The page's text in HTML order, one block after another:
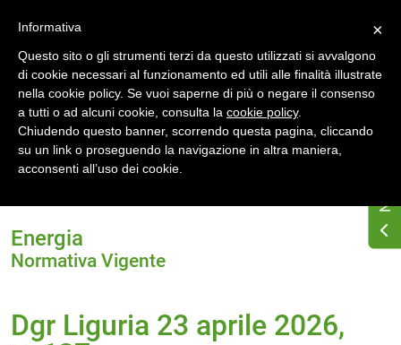
Home Normativa energetica regionale
Liguria
Normativa Vigente
Energia
Normativa Vigente
Dgr Liguria 23 aprile 2026,
×
Informativa
Questo sito o gli strumenti terzi da questo utilizzati si avvalgono
di cookie necessari al funzionamento ed utili alle finalità illustrate
nella cookie policy. Se vuoi saperne di più o negare il consenso
a tutti o ad alcuni cookie, consulta la cookie policy.
Chiudendo questo banner, scorrendo questa pagina, cliccando
su un link o proseguendo la navigazione in altra maniera,
acconsenti all’uso dei cookie.